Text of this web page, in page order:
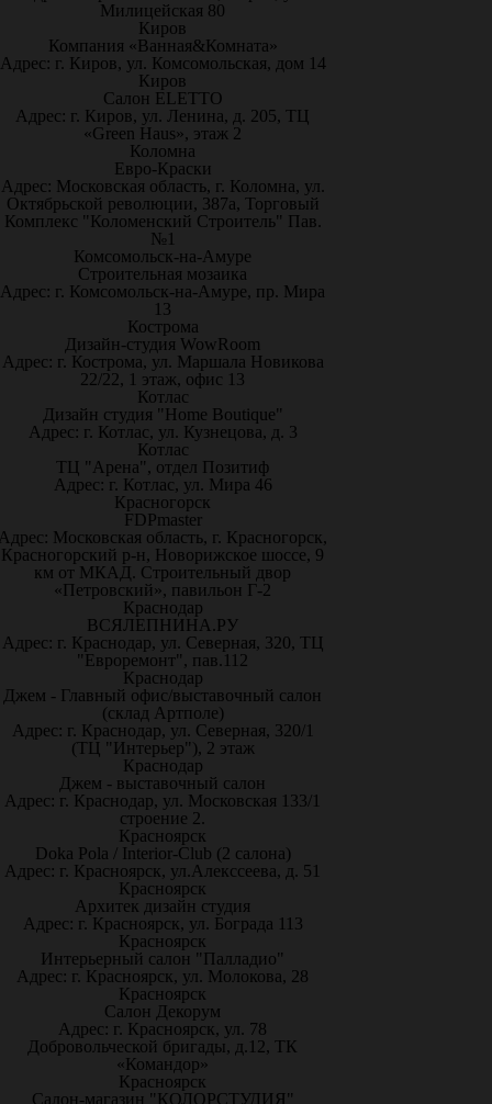
Милицейская 80
Киров
Компания «Ванная&Комната»
Адрес: г. Киров, ул. Комсомольская, дом 14
Киров
Салон ELETTO
Адрес: г. Киров, ул. Ленина, д. 205, ТЦ
«Green Haus», этаж 2
Коломна
Евро-Краски
Адрес: Московская область, г. Коломна, ул.
Октябрьской революции, 387а, Торговый
Комплекс "Коломенский Строитель" Пав.
№1
Комсомольск-на-Амуре
Строительная мозаика
Адрес: г. Комсомольск-на-Амуре, пр. Мира
13
Кострома
Дизайн-студия WowRoom
Адрес: г. Кострома, ул. Маршала Новикова
22/22, 1 этаж, офис 13
Котлас
Дизайн студия "Home Boutique"
Адрес: г. Котлас, ул. Кузнецова, д. 3
Котлас
ТЦ "Арена", отдел Позитиф
Адрес: г. Котлас, ул. Мира 46
Красногорск
FDPmaster
Московская область, г. Красногорск,
Красногорский р-н, Новорижское шоссе, 9
км от МКАД. Строительный двор
«Петровский», павильон Г-2
Краснодар
ВСЯЛЕПНИНА.РУ
Адрес: г. Краснодар, ул. Северная, 320, ТЦ
"Евроремонт", пав.112
Краснодар
Джем - Главный офис/выставочный салон
(склад Артполе)
Адрес: г. Краснодар, ул. Северная, 320/1
(ТЦ "Интерьер"), 2 этаж
Краснодар
Джем - выставочный салон
Адрес: г. Краснодар, ул. Московская 133/1
строение 2.
Красноярск
Doka Pola / Interior-Club (2 салона)
Адрес: г. Красноярск, ул.Алекссеева, д. 51
Красноярск
Архитек дизайн студия
Адрес: г. Красноярск, ул. Бограда 113
Красноярск
Интерьерный салон "Палладио"
Адрес: г. Красноярск, ул. Молокова, 28
Красноярск
Салон Декорум
Адрес: г. Красноярск, ул. 78
Добровольческой бригады, д.12, ТК
«Командор»
Красноярск
Салон-магазин "КОЛОРСТУДИЯ"